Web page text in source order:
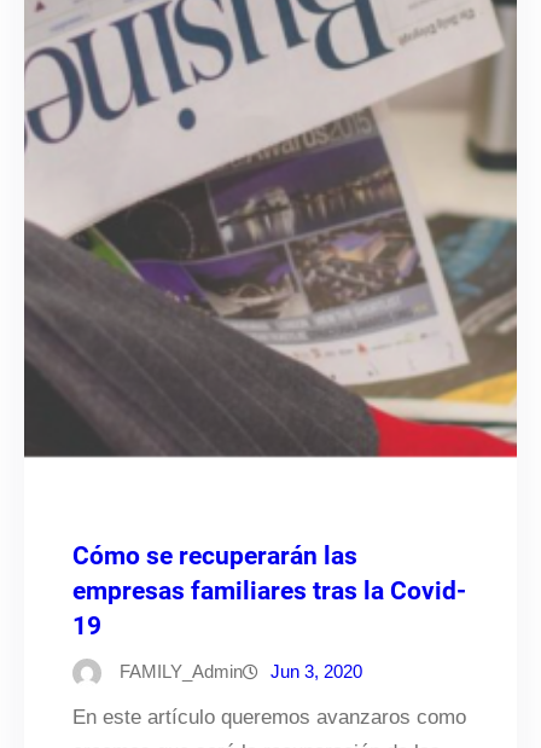
Cómo se recuperarán las
empresas familiares tras la Covid-
19
FAMILY_Admin Jun 3, 2020
En este artículo queremos avanzaros como